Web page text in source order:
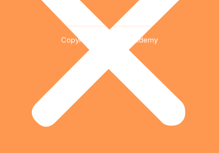
Copyright © 2026 Qualidemy